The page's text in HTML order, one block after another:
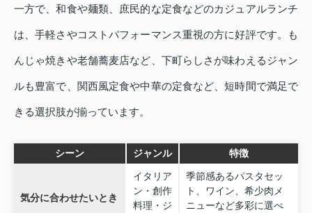
一方で、和食や麺類、庶民的な定食などのカジュアルランチ
は、手軽さやコストパフォーマンス重視の方に好評です。も
んじゃ焼きや老舗蕎麦店など、下町らしさが味わえるジャン
ルも豊富で、関西風定食や中華の定食など、短時間で満足で
きる選択肢が揃っています。
シーン ジャンル 特徴
気分に合わせたいとき
イタリア
ン・創作
料理・ジ
季節感あるパスタセッ
ト、ワイン、希少肉メ
ニューなど多彩に選べ